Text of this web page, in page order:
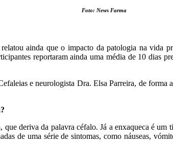
Foto: News Farma
ainda que o impacto da patologia na vida
reportaram ainda uma média de 10 dias
e neurologista Dra. Elsa Parreira, de
deriva da palavra céfalo. Já a enxaqueca é
de uma série de sintomas, como náuseas,